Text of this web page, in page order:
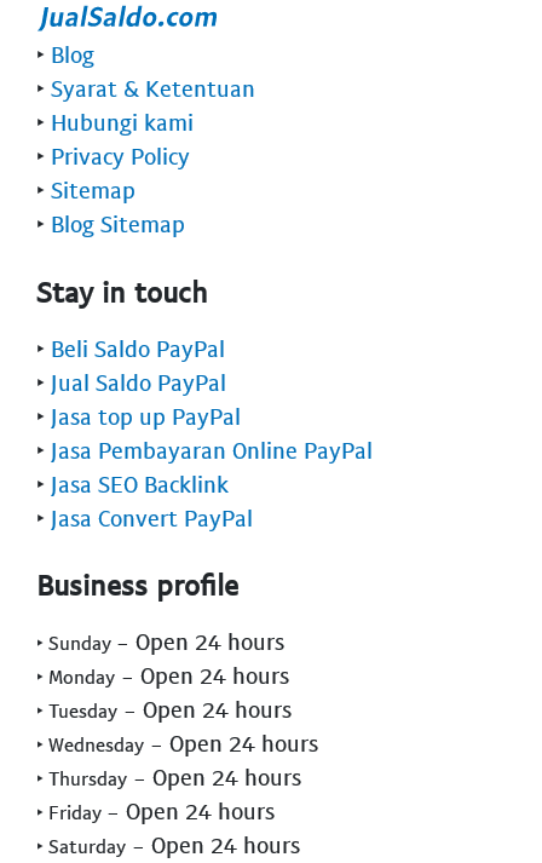
‣ Blog
‣ Syarat & Ketentuan
‣ Hubungi kami
‣ Privacy Policy
‣ Sitemap
‣ Blog Sitemap
Stay in touch
‣ Beli Saldo PayPal
‣ Jual Saldo PayPal
‣ Jasa top up PayPal
‣ Jasa Pembayaran Online PayPal
‣ Jasa SEO Backlink
‣ Jasa Convert PayPal
Business profile
‣ Sunday - Open 24 hours
‣ Monday - Open 24 hours
‣ Tuesday - Open 24 hours
‣ Wednesday - Open 24 hours
‣ Thursday - Open 24 hours
‣ Friday - Open 24 hours
‣ Saturday - Open 24 hours